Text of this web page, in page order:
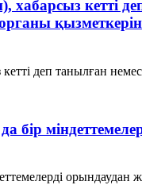
хабарсыз кетті
деп танылған
бір